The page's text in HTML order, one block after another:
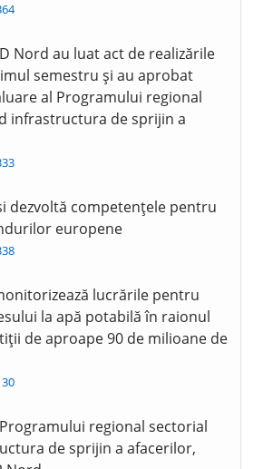
Nord au luat act de realizările
semestru și au aprobat
al Programului regional
infrastructura de sprijin a
dezvoltă competențele pentru
europene
lucrările pentru
la apă potabilă în raionul
de aproape 90 de milioane de
regional sectorial
de sprijin a afacerilor,